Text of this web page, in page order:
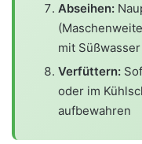
Abseihen:
mit
Verfüttern:
oder im
aufbewahren